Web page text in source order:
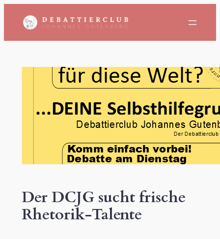
Inhalt
Der DCJG sucht frische
Rhetorik-Talente